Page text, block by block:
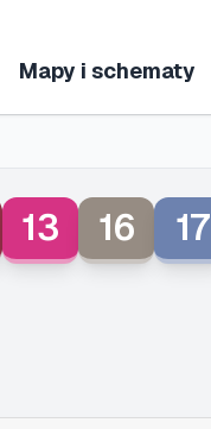
Mapy i schematy
13 16 17